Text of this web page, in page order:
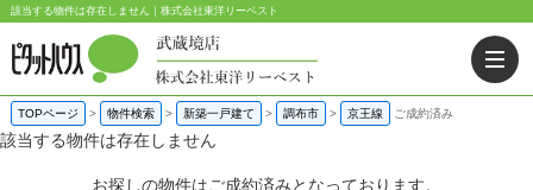
該当する物件は存在しません｜株式会社東洋リーベスト
TOPページ > 物件検索 > 新築一戸建て > 調布市 > 京王線 ご成約済み
該当する物件は存在しません
お探しの物件はご成約済みとなっております。